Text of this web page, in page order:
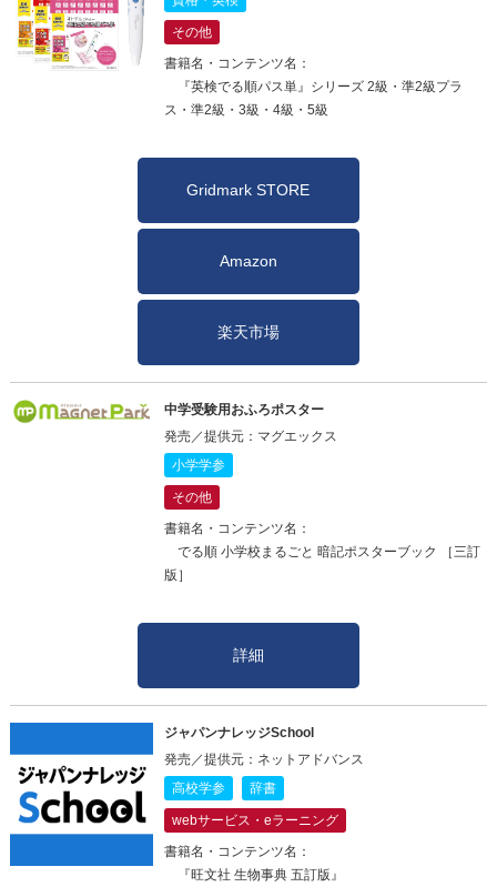
その他
書籍名・コンテンツ名：
『英検でる順パス単』シリーズ 2級・準2級プラ
ス・準2級・3級・4級・5級
Gridmark STORE
Amazon
楽天市場
中学受験用おふろポスター
発売／提供元：マグエックス
小学学参
その他
書籍名・コンテンツ名：
でる順 小学校まるごと 暗記ポスターブック ［三訂
版］
詳細
ジャパンナレッジSchool
発売／提供元：ネットアドバンス
高校学参
辞書
webサービス・eラーニング
書籍名・コンテンツ名：
『旺文社 生物事典 五訂版』